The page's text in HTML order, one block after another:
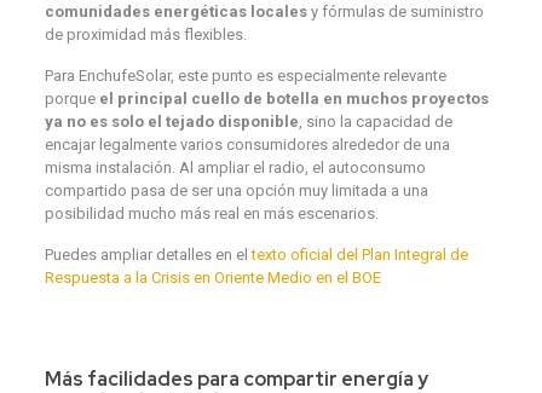
comunidades energéticas localesy fórmulas de suministro
de proximidad más flexibles.
Para EnchufeSolar, este punto es especialmente relevante
porque el principal cuello de botella en muchos proyectos
ya no es solo el tejado disponible , sino la capacidad de
encajar legalmente varios consumidores alrededor de una
misma instalación. Al ampliar el radio, el autoconsumo
compartido pasa de ser una opción muy limitada a una
posibilidad mucho más real en más escenarios.
Puedes ampliar detalles en eltexto oficial del Plan Integral de
Respuesta a la Crisis en Oriente Medio en el BOE
Más facilidades para compartir energía y